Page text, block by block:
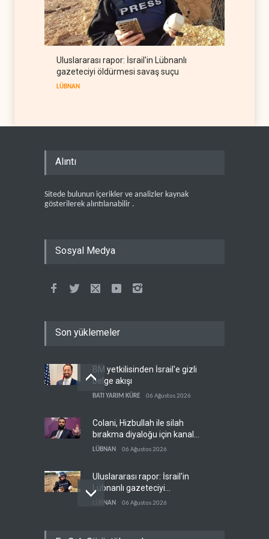
Uluslararası rapor: İsrail'in Lübnanlı
gazeteciyi öldürmesi savaş suçu
LÜBNAN
Alıntı
Sitede bulunun içerikler ve analizler kaynak
gösterilerek alıntılanabilir .
Sosyal Medya
Son yüklemeler
BM yetkilisinden İsrail'e gizli
belge akışı
BATI YARIM KÜRE 06 Ağustos 2026
Colani, Hizbullah ile silah
bırakma diyaloğu için kanal
arıyor
LÜBNAN 06 Ağustos 2026
Uluslararası rapor: İsrail'in
Lübnanlı gazeteciyi
öldürmesi savaş suçu
LÜBNAN 06 Ağustos 2026